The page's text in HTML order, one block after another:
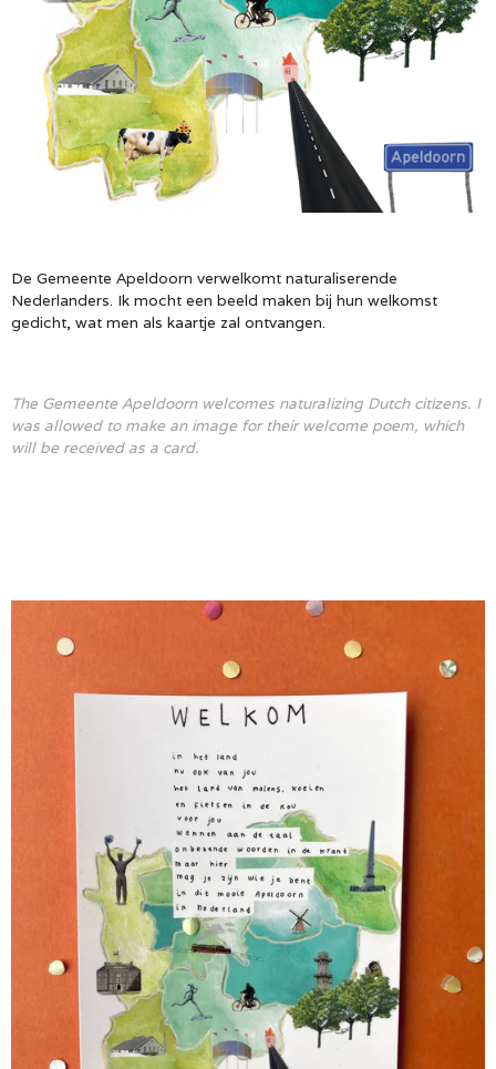
De Gemeente Apeldoorn verwelkomt naturaliserende
Nederlanders. Ik mocht een beeld maken bij hun welkomst
gedicht, wat men als kaartje zal ontvangen.
The Gemeente Apeldoorn welcomes naturalizing Dutch citizens. I
was allowed to make an image for their welcome poem, which
will be received as a card.